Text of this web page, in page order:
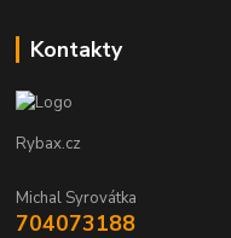
Kontakty
Rybax.cz
Michal Syrovátka
704073188